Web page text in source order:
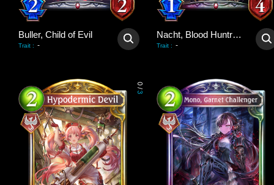
Buller, Child of Evil
Trait : -
Nacht, Blood Huntress
Trait : -
0
/
3